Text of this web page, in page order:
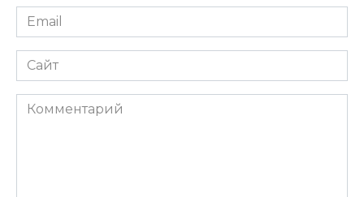
Email
*
Сайт
Комментарий